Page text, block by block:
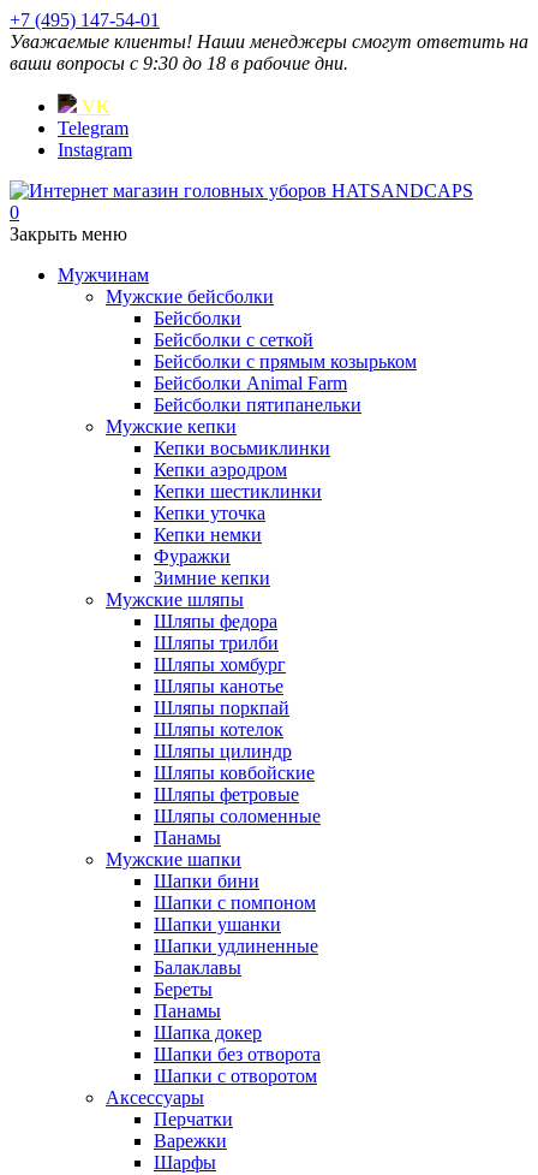
+7 (495) 147-54-01
Уважаемые клиенты! Наши менеджеры смогут ответить на
ваши вопросы с 9:30 до 18 в рабочие дни.
VK
Telegram
Instagram
0
Закрыть меню
Мужчинам
Мужские бейсболки
Бейсболки
Бейсболки с сеткой
Бейсболки с прямым козырьком
Бейсболки Animal Farm
Бейсболки пятипанельки
Мужские кепки
Кепки восьмиклинки
Кепки аэродром
Кепки шестиклинки
Кепки уточка
Кепки немки
Фуражки
Зимние кепки
Мужские шляпы
Шляпы федора
Шляпы трилби
Шляпы хомбург
Шляпы канотье
Шляпы поркпай
Шляпы котелок
Шляпы цилиндр
Шляпы ковбойские
Шляпы фетровые
Шляпы соломенные
Панамы
Мужские шапки
Шапки бини
Шапки с помпоном
Шапки ушанки
Шапки удлиненные
Балаклавы
Береты
Панамы
Шапка докер
Шапки без отворота
Шапки с отворотом
Аксессуары
Перчатки
Варежки
Шарфы